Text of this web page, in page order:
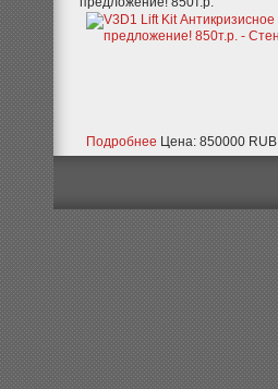
Подробнее Цена: 850000 RUB